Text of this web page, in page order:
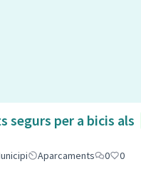
segurs per a bicis als
Aparcaments 0 0